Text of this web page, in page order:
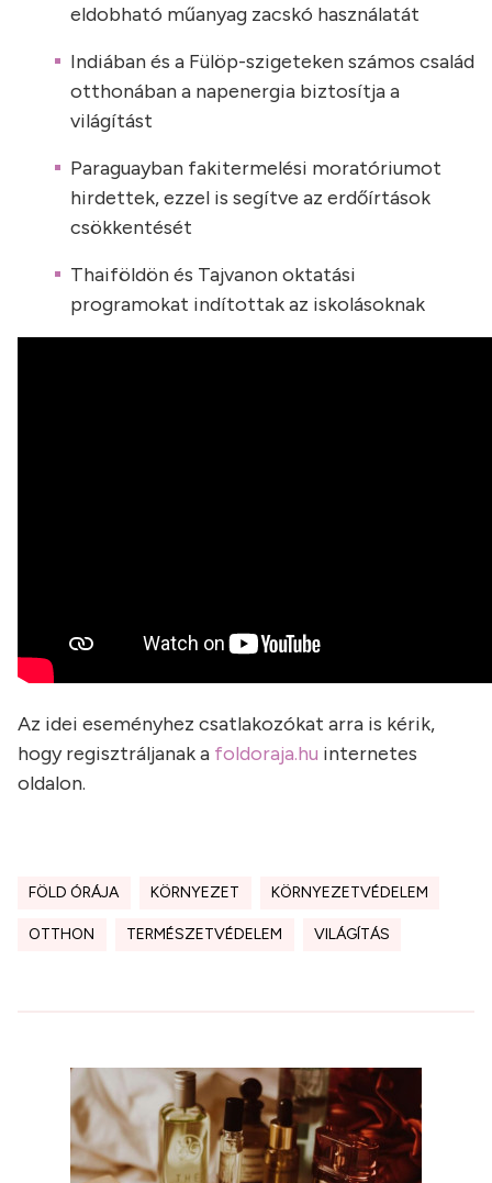
eldobható műanyag zacskó használatát
Indiában és a Fülöp-szigeteken számos család
otthonában a napenergia biztosítja a
világítást
Paraguayban fakitermelési moratóriumot
hirdettek, ezzel is segítve az erdőírtások
csökkentését
Thaiföldön és Tajvanon oktatási
programokat indítottak az iskolásoknak
Az idei eseményhez csatlakozókat arra is kérik,
hogy regisztráljanak a foldoraja.hu internetes
oldalon.
FÖLD ÓRÁJA KÖRNYEZET KÖRNYEZETVÉDELEM
OTTHON TERMÉSZETVÉDELEM VILÁGÍTÁS